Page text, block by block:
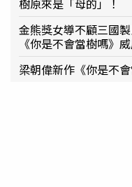
樹原來是「母的」！
金熊獎女導不顧三國
《你是不會當樹嗎》
梁朝偉新作《你是不